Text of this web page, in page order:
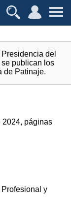
del
publican los
de Patinaje.
2024, páginas
y